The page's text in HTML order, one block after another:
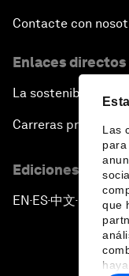
Las
que
Contacte con
Enlaces directos
La sostenibilidad en
Carreras
Ediciones en
EN ▪ES▪中文▪ 日本語